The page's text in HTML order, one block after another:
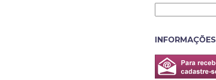
INFORMAÇÕES